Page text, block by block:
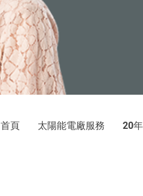
首頁 太陽能電廠服務 20